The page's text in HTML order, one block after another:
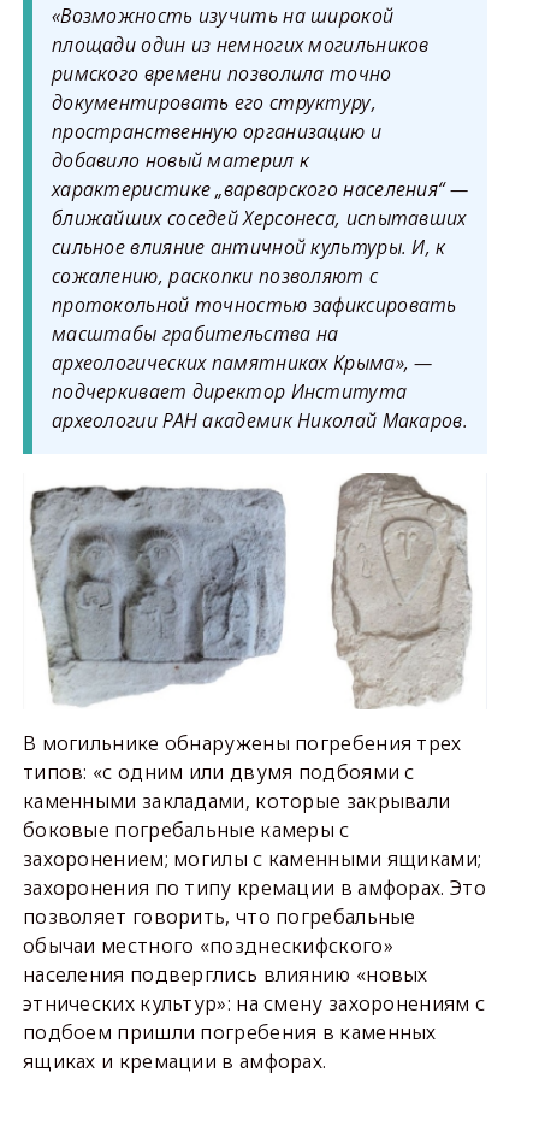
«Возможность изучить на широкой
площади один из немногих могильников
римского времени позволила точно
документировать его структуру,
пространственную организацию и
добавило новый материл к
характеристике „варварского населения“ —
ближайших соседей Херсонеса, испытавших
сильное влияние античной культуры. И, к
сожалению, раскопки позволяют с
протокольной точностью зафиксировать
масштабы грабительства на
археологических памятниках Крыма», —
подчеркивает директор Института
археологии РАН академик Николай Макаров.
В могильнике обнаружены погребения трех
типов: «с одним или двумя подбоями с
каменными закладами, которые закрывали
боковые погребальные камеры с
захоронением; могилы с каменными ящиками;
захоронения по типу кремации в амфорах. Это
позволяет говорить, что погребальные
обычаи местного «позднескифского»
населения подверглись влиянию «новых
этнических культур»: на смену захоронениям с
подбоем пришли погребения в каменных
ящиках и кремации в амфорах.